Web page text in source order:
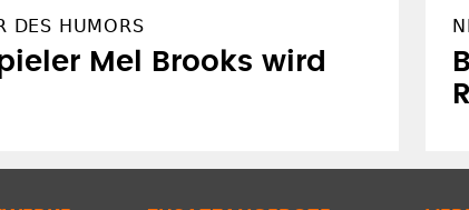
DES HUMORS
Mel Brooks wird